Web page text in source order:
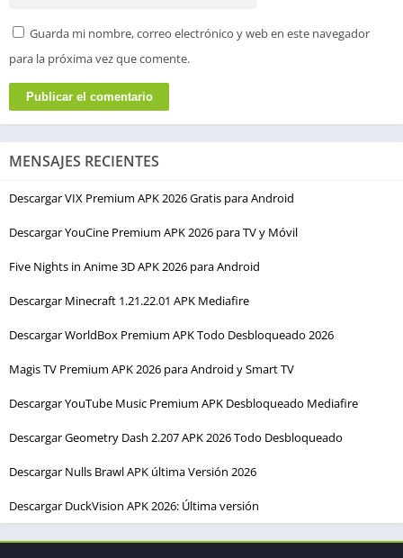
Guarda mi nombre, correo electrónico y web en este navegador
para la próxima vez que comente.
MENSAJES RECIENTES
Descargar VIX Premium APK 2026 Gratis para Android
Descargar YouCine Premium APK 2026 para TV y Móvil
Five Nights in Anime 3D APK 2026 para Android
Descargar Minecraft 1.21.22.01 APK Mediafire
Descargar WorldBox Premium APK Todo Desbloqueado 2026
Magis TV Premium APK 2026 para Android y Smart TV
Descargar YouTube Music Premium APK Desbloqueado Mediafire
Descargar Geometry Dash 2.207 APK 2026 Todo Desbloqueado
Descargar Nulls Brawl APK última Versión 2026
Descargar DuckVision APK 2026: Última versión